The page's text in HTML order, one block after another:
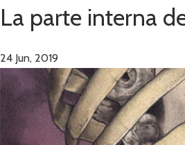
La parte interna
24 Jun, 2019